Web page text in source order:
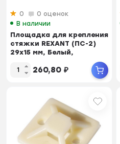
0
0 оценок
В наличии
Площадка для крепления
стяжки REXANT (ПС-2)
29x15 мм, Белый,
260,80 ₽